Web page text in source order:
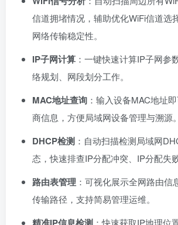
信道拥堵情况，辅助优化WiFi信道选
网络传输稳定性。
IP子网计算 ：一键快速计算IP子网参
络规划、网段划分工作。
MAC地址查询 ：输入设备MAC地址
商信息，方便局域网设备管理与溯源。
DHCP检测 ：自动扫描检测局域网
态，快速排查IP分配冲突、IP分配失
路由表管理 ：可视化展示全网路由信
传输路径，支持简易管理运维。
：快速获取IP地理位